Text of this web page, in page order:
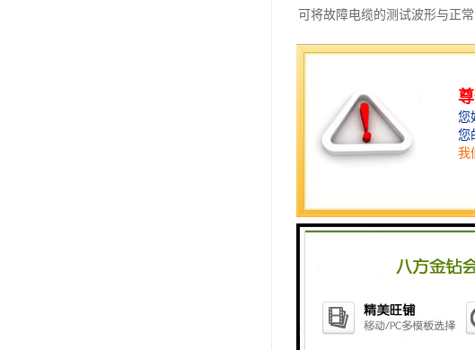
可将故障电缆的测试波形与正
6、 具有波形扩展比例功能。
7、 可改变双光标的位置，直
8、 具有根据不同的被测电缆